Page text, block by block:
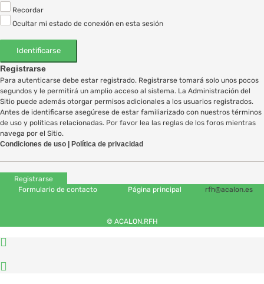
Recordar
Ocultar mi estado de conexión en esta sesión
Registrarse
Para autenticarse debe estar registrado. Registrarse tomará solo unos pocos
segundos y le permitirá un amplio acceso al sistema. La Administración del
Sitio puede además otorgar permisos adicionales a los usuarios registrados.
Antes de identificarse asegúrese de estar familiarizado con nuestros términos
de uso y políticas relacionadas. Por favor lea las reglas de los foros mientras
navega por el Sitio.
Condiciones de uso | Política de privacidad
Registrarse
Formulario de contacto
Página principal rfh@acalon.es
© ACALON.RFH